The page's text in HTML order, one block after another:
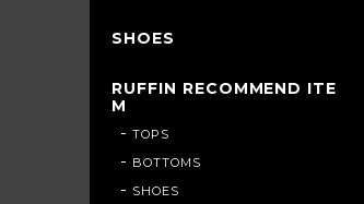
SHOES
RUFFIN RECOMMEND ITE
M
TOPS
BOTTOMS
SHOES